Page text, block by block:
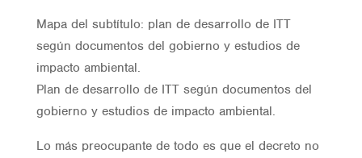
Mapa del subtítulo: plan de desarrollo de ITT
según documentos del gobierno y estudios de
impacto ambiental.
Plan de desarrollo de ITT según documentos del
gobierno y estudios de impacto ambiental.
Lo más preocupante de todo es que el decreto no